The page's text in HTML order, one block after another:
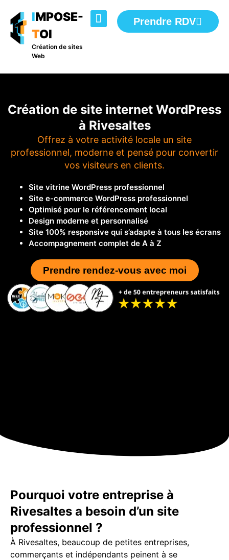
IMPOSE-
TOI
Création de sites
Web
Prendre RDV
Création de site internet WordPress
à Rivesaltes
Offrez à votre activité locale un site
professionnel, moderne et pensé pour convertir
vos visiteurs en clients.
Site vitrine WordPress professionnel
Site e-commerce WordPress professionnel
Optimisé pour le référencement local
Design moderne et personnalisé
Site 100% responsive qui s’adapte à tous les écrans
Accompagnement complet de A à Z
Prendre rendez-vous avec moi
Pourquoi votre entreprise à
Rivesaltes a besoin d’un site
professionnel ?
À Rivesaltes, beaucoup de petites entreprises,
commerçants et indépendants peinent à se